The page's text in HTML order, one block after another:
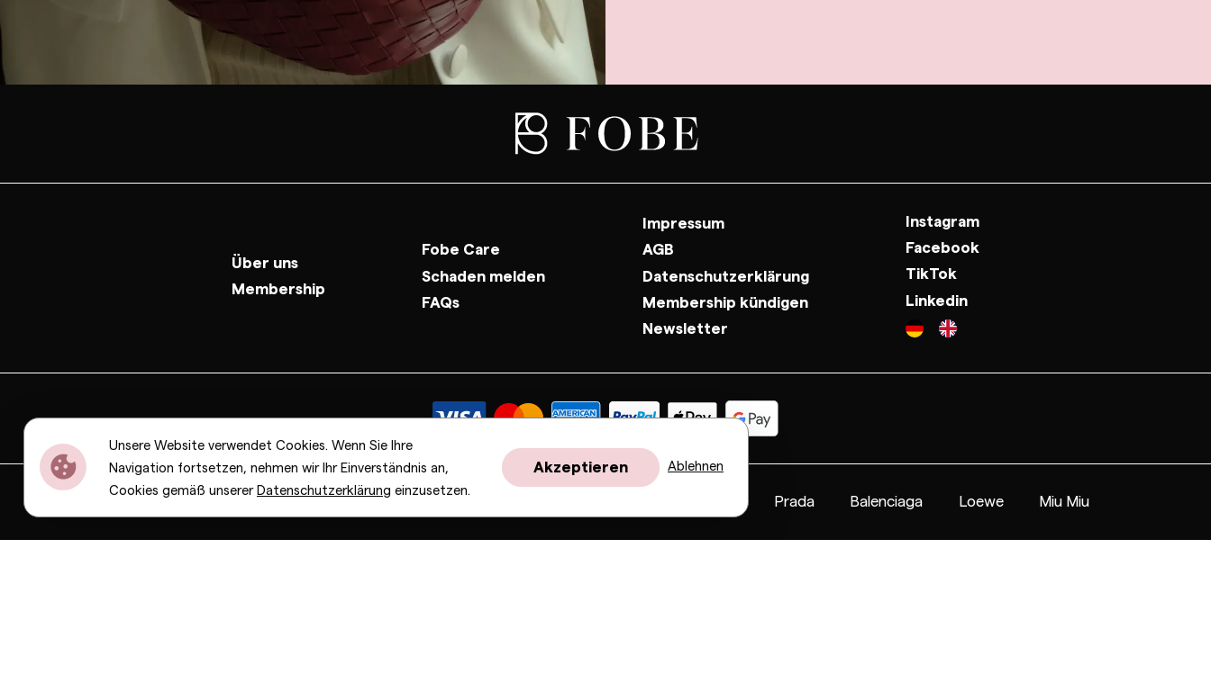
Über uns
Membership
Fobe Care
Schaden melden
FAQs
Impressum
AGB
Datenschutzerklärung
Membership kündigen
Newsletter
Instagram
Facebook
TikTok
Linkedin
Bottega Veneta Celine Prada Balenciaga Loewe Miu Miu
Unsere Website verwendet Cookies. Wenn Sie Ihre
Navigation fortsetzen, nehmen wir Ihr Einverständnis an,
Cookies gemäß unserer Datenschutzerklärung einzusetzen.
Akzeptieren Ablehnen